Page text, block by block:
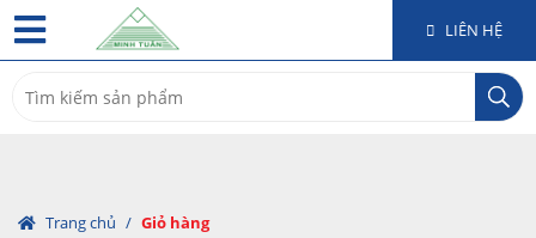
LIÊN HỆ
for:
Trang chủ / Giỏ hàng